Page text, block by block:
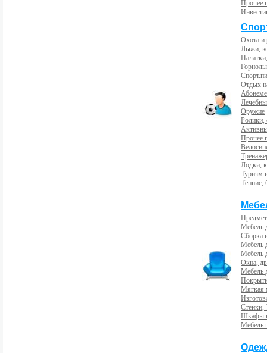
Прочее
Охота и
Лыжи,
Отдых
Оружие
Ролики,
Прочее
Лодки,
Туризм
Теннис,
Мебель
Сборка
Мебель
Мебель
Окна,
Мебель
Мягкая
Стенки,
Шкафы
Мебель